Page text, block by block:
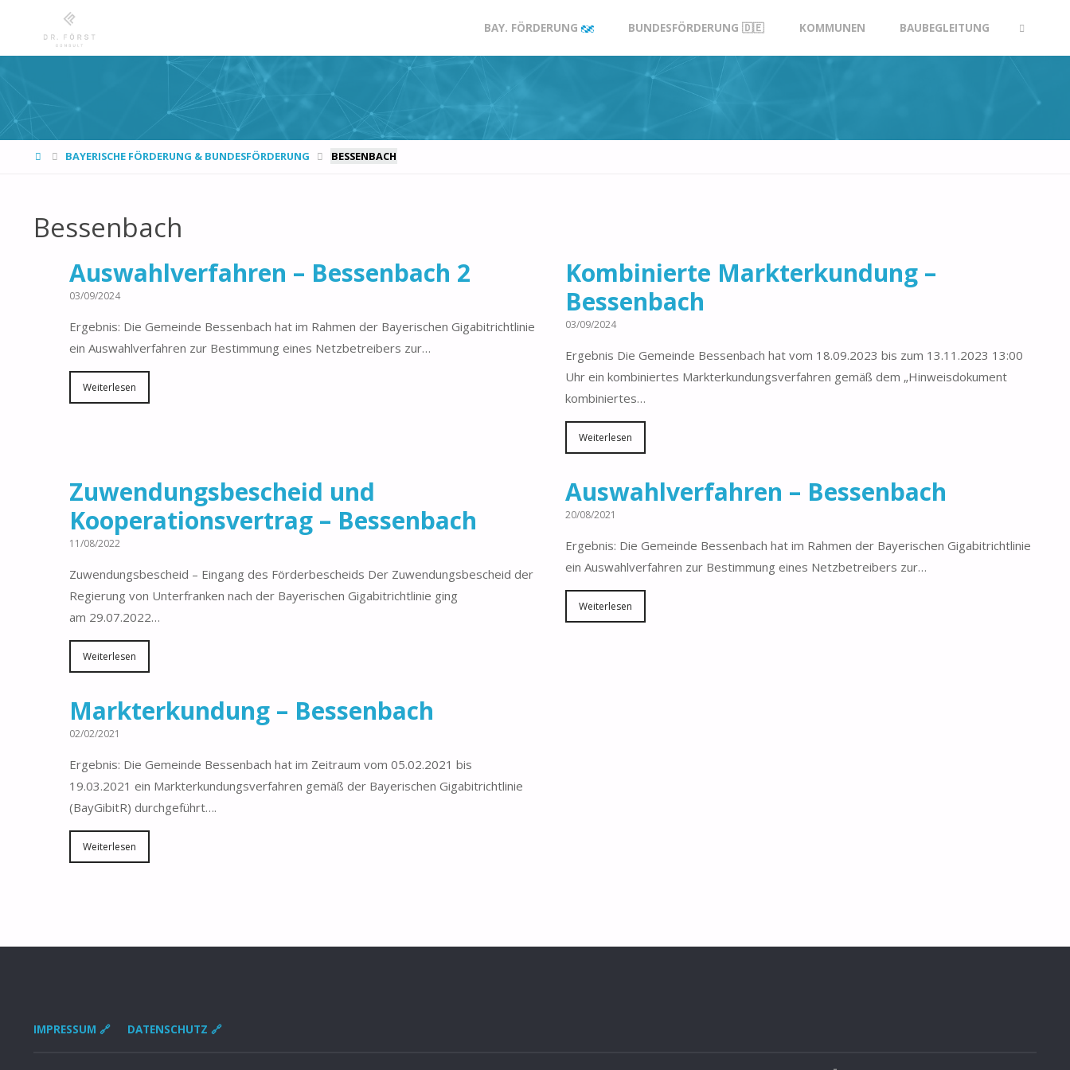
Zum
springen
BAY. FÖRDERUNG BUNDESFÖRDERUNG 🇩🇪 KOMMUNEN BAUBEGLEITUNG
STARTBAYERISCHE FÖRDERUNG & BUNDESFÖRDERUNG BESSENBACH
Bessenbach
Auswahlverfahren – Bessenbach 2
03/09/2024
Ergebnis: Die Gemeinde Bessenbach hat im Rahmen der Bayerischen Gigabitrichtlinie
ein Auswahlverfahren zur Bestimmung eines Netzbetreibers zur…
Weiterlesen
Kombinierte Markterkundung –
Bessenbach
03/09/2024
Ergebnis Die Gemeinde Bessenbach hat vom 18.09.2023 bis zum 13.11.2023 13:00
Uhr ein kombiniertes Markterkundungsverfahren gemäß dem „Hinweisdokument
kombiniertes…
Weiterlesen
Zuwendungsbescheid und
Kooperationsvertrag – Bessenbach
11/08/2022
Zuwendungsbescheid – Eingang des Förderbescheids Der Zuwendungsbescheid der
Regierung von Unterfranken nach der Bayerischen Gigabitrichtlinie ging
am 29.07.2022…
Weiterlesen
Auswahlverfahren – Bessenbach
20/08/2021
Ergebnis: Die Gemeinde Bessenbach hat im Rahmen der Bayerischen Gigabitrichtlinie
ein Auswahlverfahren zur Bestimmung eines Netzbetreibers zur…
Weiterlesen
Markterkundung – Bessenbach
02/02/2021
Ergebnis: Die Gemeinde Bessenbach hat im Zeitraum vom 05.02.2021 bis
19.03.2021 ein Markterkundungsverfahren gemäß der Bayerischen Gigabitrichtlinie
(BayGibitR) durchgeführt….
Weiterlesen
IMPRESSUM 🔗 DATENSCHUTZ 🔗